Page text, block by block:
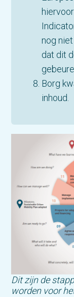
nog
dat dit
Borg
inhoud.
Dit zijn de
worden voor